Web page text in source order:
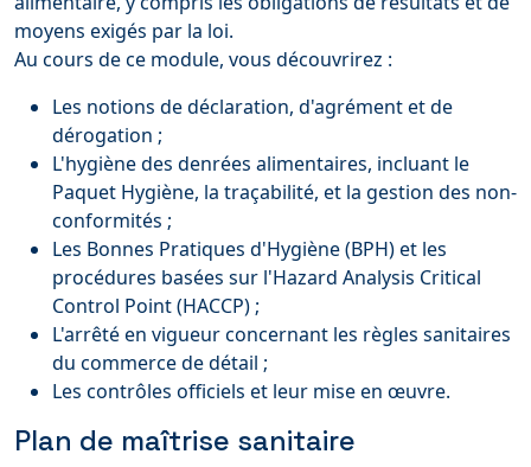
moyens exigés par la loi.
Au cours de ce module, vous découvrirez :
Les notions de déclaration, d'agrément et de
dérogation ;
L'hygiène des denrées alimentaires, incluant le
Paquet Hygiène, la traçabilité, et la gestion des non-
conformités ;
Les Bonnes Pratiques d'Hygiène (BPH) et les
procédures basées sur l'Hazard Analysis Critical
Control Point (HACCP) ;
L'arrêté en vigueur concernant les règles sanitaires
du commerce de détail ;
Les contrôles officiels et leur mise en œuvre.
Plan de maîtrise sanitaire